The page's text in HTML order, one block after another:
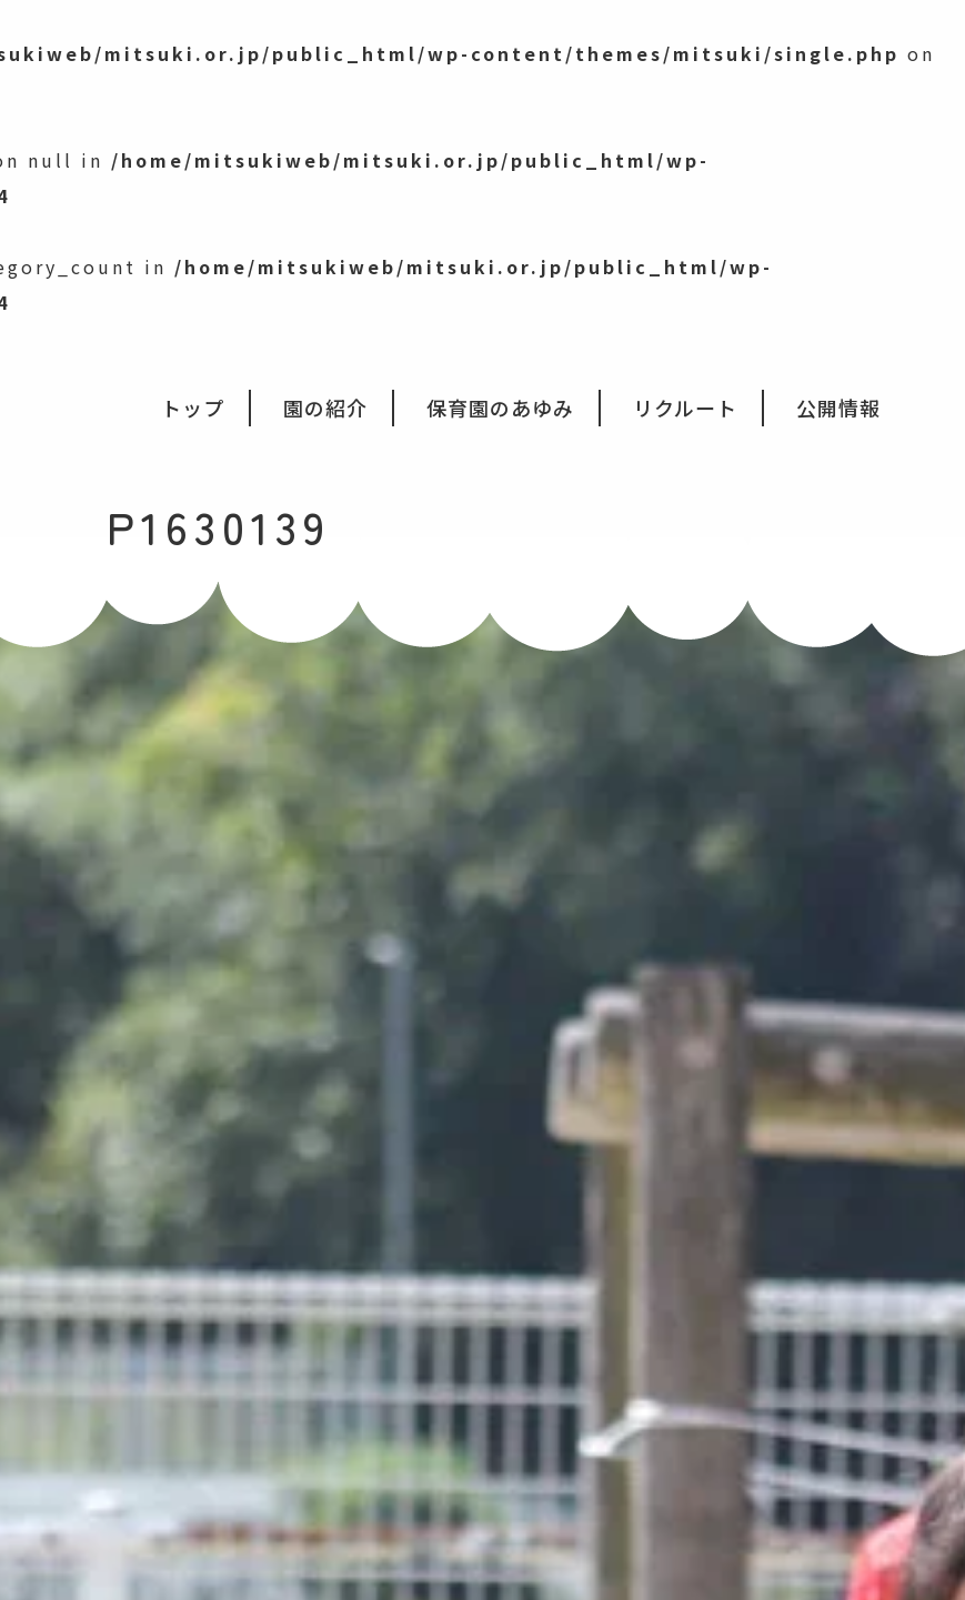
mitsuki.or.jp/public_html/wp-content/themes/mitsuki/single.php on
null in /home/mitsukiweb/mitsuki.or.jp/public_html/wp-
in /home/mitsukiweb/mitsuki.or.jp/public_html/wp-
祉法人みつき福祉会
トップ 園の紹介 保育園のあゆみ リクルート 公開情報
P1630139